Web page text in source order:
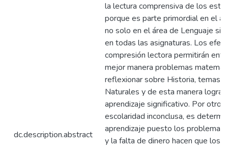
dc.description.abstract
la lectura comprensiva de los
porque es parte primordial en el
no solo en el área de Lenguaje
en todas las asignaturas. Los
compresión lectora permitirán
mejor manera problemas
reflexionar sobre Historia, temas
Naturales y de esta manera lograr
aprendizaje significativo. Por otro
escolaridad inconclusa, es
aprendizaje puesto los problemas
y la falta de dinero hacen que los